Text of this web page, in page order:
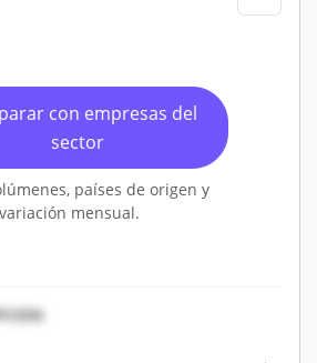
con empresas del
sector
países de origen y
variación mensual.